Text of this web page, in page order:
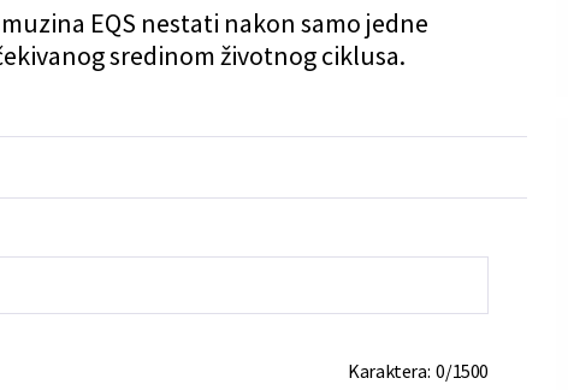
EQS nestati nakon samo jedne
sredinom životnog ciklusa.
Karaktera:0/1500